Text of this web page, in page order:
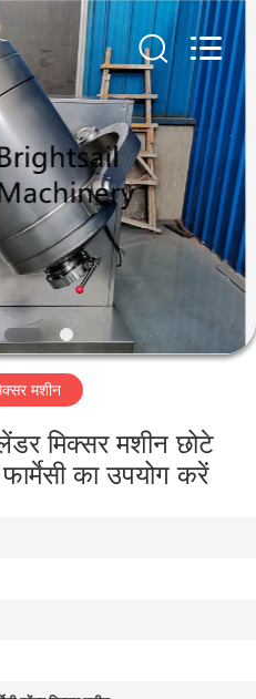
मशीन
मिक्सर मशीन छोटे
का उपयोग करें